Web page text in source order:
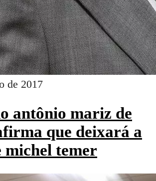
de 2017
antônio mariz de
que deixará a
michel temer